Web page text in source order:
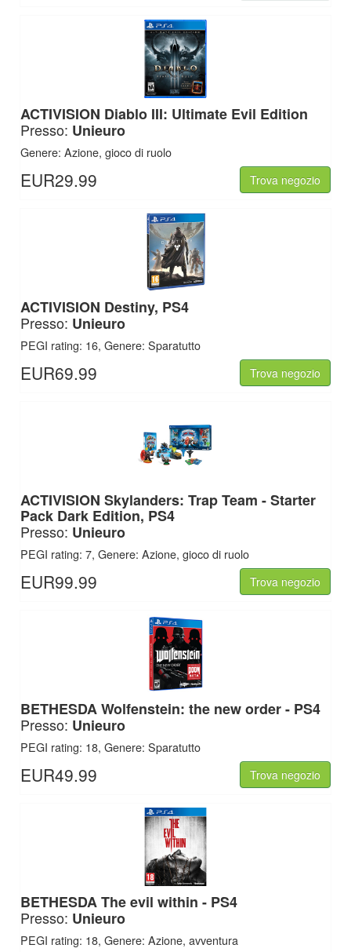
ACTIVISION Diablo III: Ultimate Evil Edition
Presso: Unieuro
Genere: Azione, gioco di ruolo
EUR29.99 Trova negozio
ACTIVISION Destiny, PS4
Presso: Unieuro
PEGI rating: 16, Genere: Sparatutto
EUR69.99 Trova negozio
ACTIVISION Skylanders: Trap Team - Starter
Pack Dark Edition, PS4
Presso: Unieuro
PEGI rating: 7, Genere: Azione, gioco di ruolo
EUR99.99 Trova negozio
BETHESDAWolfenstein: the new order - PS4
Presso: Unieuro
PEGI rating: 18, Genere: Sparatutto
EUR49.99 Trova negozio
BETHESDAThe evil within - PS4
Presso: Unieuro
PEGI rating: 18, Genere: Azione, avventura